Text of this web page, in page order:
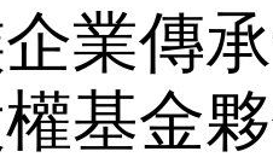
業傳
基金